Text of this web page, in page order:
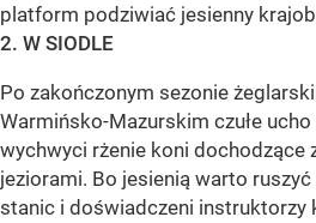
platform podziwiać jesienny
2. W SIODLE
Po zakończonym sezonie
Warmińsko-Mazurskim czułe
wychwyci rżenie koni dochodzące
jeziorami. Bo jesienią warto ruszyć
stanic i doświadczeni instruktorzy